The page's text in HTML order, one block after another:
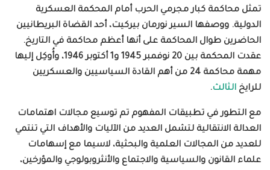
تمثل محاكمة كبار مجرمي الحرب أمام المحكمة العسكرية
الدولية. ووصفها السير نورمان بيركيت، أحد القضاة البريطانيين
الحاضرين طوال المحاكمة على أنها أعظم محاكمة في التاريخ.
عقدت المحكمة بين 20 نوفمبر 1945 و1 أكتوبر 1946، وأُوكِل إليها
مهمة محاكمة 24 من أهم القادة السياسيين والعسكريين
للرايخ الثالث.
مع التطور في تطبيقات المفهوم تم توسيع مجالات اهتمامات
العدالة الانتقالية لتشمل العديد من الآليات والأهداف التي تنتمي
للعديد من المجالات العلمية والبحثية، لاسيما مع إسهامات
علماء القانون والسياسية والاجتماع والأنثروبولوجي والمؤرخين،